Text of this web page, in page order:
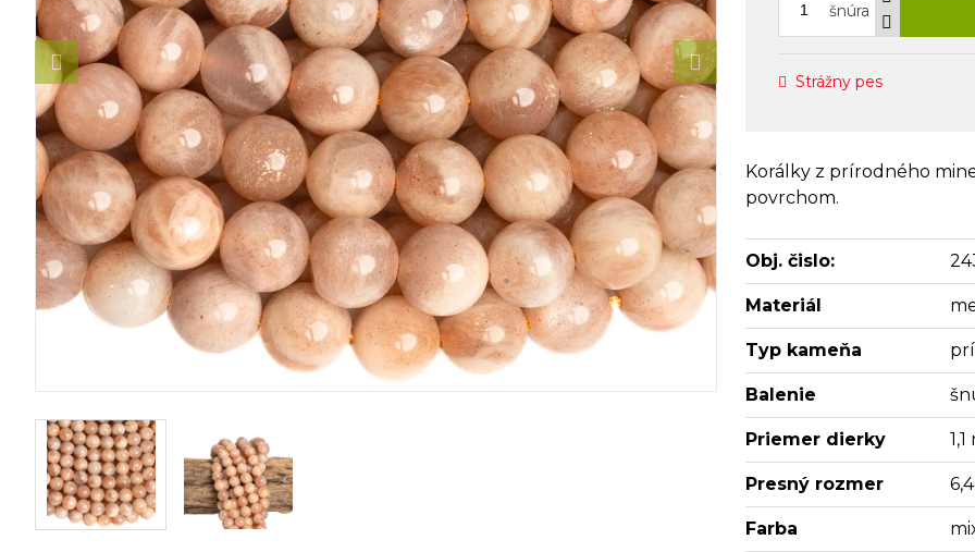
šnúra
Strážny pes
Korálky z prírodného
povrchom.
Obj. čislo:
Materiál
Typ kameňa
Balenie
Priemer dierky
Presný rozmer
Farba